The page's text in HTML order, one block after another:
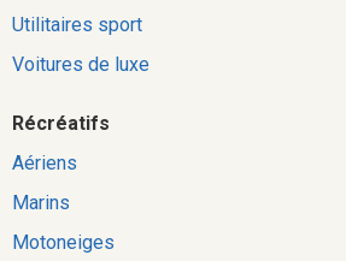
Utilitaires sport
Voitures de luxe
Récréatifs
Aériens
Marins
Motoneiges